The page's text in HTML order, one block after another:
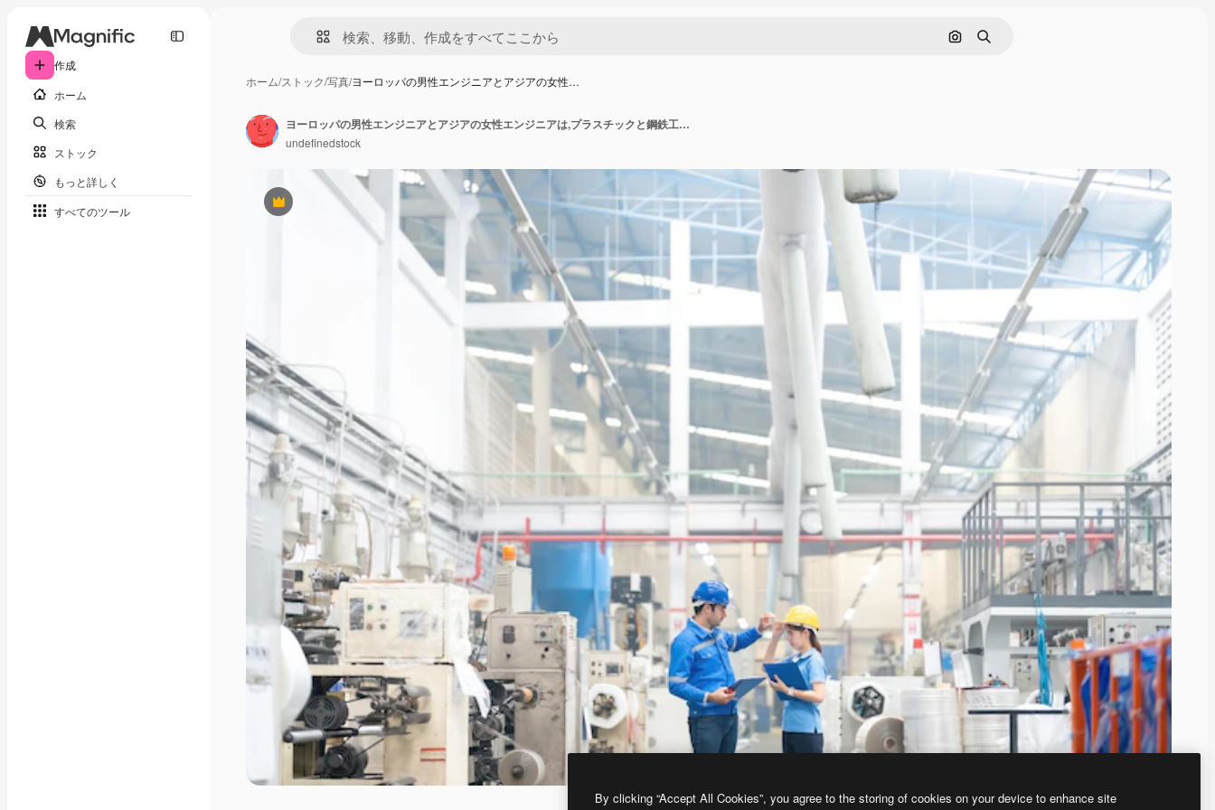
作成
ホーム
検索
ストック
もっと詳しく
すべてのツール
画像で検索
検索
ホーム/ストック/写真/ヨーロッパの男性エンジニアとアジアの女性…
Premium
ヨーロッパの男性エンジニアとアジアの女性エンジニアは,プラスチックと鋼鉄工場内の産業機械の管理で,グローバル市場の競争力を確保するために,スムーズに協力します.
undefinedstock
By clicking “Accept All Cookies”, you agree to the storing of cookies on your device to enhance site